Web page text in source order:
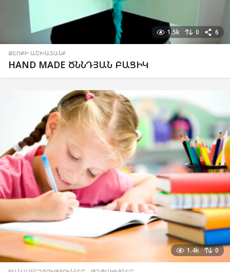
1.5k 0 6
ՁԵՌՔԻ ԱՇԽԱՏԱՆՔ
HAND MADE ԾՆՆԴՅԱՆ ԲԱՑԻԿ
1.4k 0